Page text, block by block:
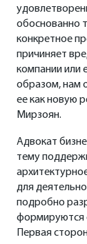
обоснованно
конкретное
причиняет
компании или
образом, нам
ее как новую
Мирзоян.
Адвокат
тему
для
подробно
формируются
Первая